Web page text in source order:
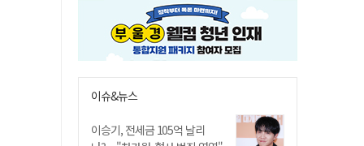
이슈&뉴스
이승기, 전세금 105억 날리